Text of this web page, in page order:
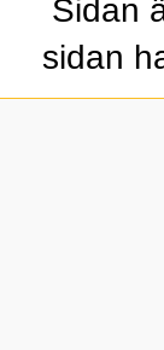
Sidan
sidan